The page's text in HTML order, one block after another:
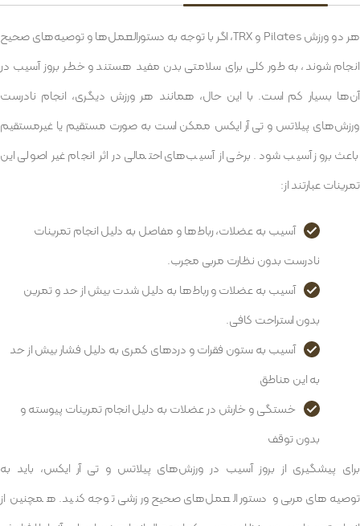
هر دو ورزش Pilates و TRX، اگر با توجه به دستورالعمل‌ها و توصیه‌های صحیح
انجام شوند، به طور کلی برای سلامتی بدن مفید هستند و خطر بروز آسیب در
آن‌ها بسیار کم است. با این حال، همانند هر ورزش دیگری، انجام نادرست
ورزش‌های پیلاتس و تی آر ایکس ممکن است به صورت مستقیم یا غیرمستقیم
باعث بروز آسیب شود. برخی از آسیب‌های احتمالی در اثر انجام غیر اصولی این
تمرینات عبارتند از:
آسیب به عضلات، رباط‌ها و مفاصل به دلیل انجام تمرینات
نادرست بدون نظارت مربی مجرب.
آسیب به عضلات و رباط‌ها به دلیل شدت بیش از حد و تمرین
بدون استراحت کافی.
آسیب به ستون فقرات و دردهای کمری به دلیل فشار بیش از حد
به این مناطق
خستگی و خارش در عضلات به دلیل انجام تمرینات پیوسته و
بدون توقف
برای پیشگیری از بروز آسیب در ورزش‌های پیلاتس و تی آر ایکس، باید به
توصیه‌های مربی و دستورالعمل‌های صحیح ورزشی توجه کنید. همچنین از